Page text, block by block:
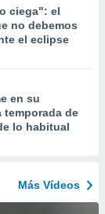
ciega": el
no debemos
el eclipse
en su
temporada de
lo habitual
Más Vídeos